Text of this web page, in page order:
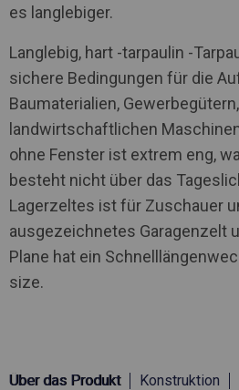
es langlebiger.
Langlebig, hart -tarpaulin -
sichere Bedingungen für die
Baumaterialien,
landwirtschaftlichen
ohne Fenster ist extrem eng,
besteht nicht über das
Lagerzeltes ist für Zuschauer
ausgezeichnetes Garagenzelt
Plane hat ein
size.
Über das Produkt Konstruktion